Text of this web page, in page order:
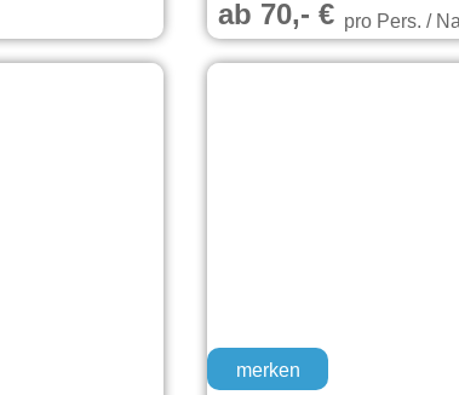
ab 70,- €pro Pers. /
merken